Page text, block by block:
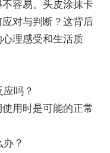
容易。头皮涂抹卡
对与判断？这背后
理感受和生活质
吗？
用时是可能的正常
？